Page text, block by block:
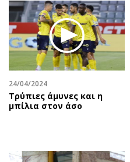
24/04/2024
Τρύπιες άμυνες και η
μπίλια στον άσο